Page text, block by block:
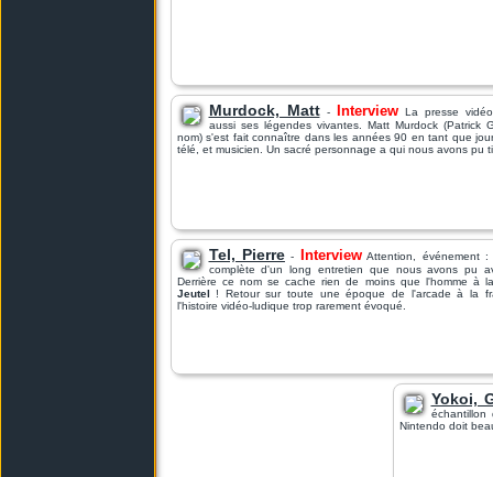
Murdock, Matt- InterviewLa presse
aussi ses légendes vivantes. Matt Murdock (Patrick
nom) s'est fait connaître dans les années 90 en tant que
télé, et musicien. Un sacré personnage a qui nous avons pu
Tel, Pierre- InterviewAttention, événement :
complète d'un long entretien que nous avons pu
Derrière ce nom se cache rien de moins que l'homme à
Jeutel ! Retour sur toute une époque de l'arcade à la
l'histoire vidéo-ludique trop rarement évoqué.
Yokoi,
Nintendo doit